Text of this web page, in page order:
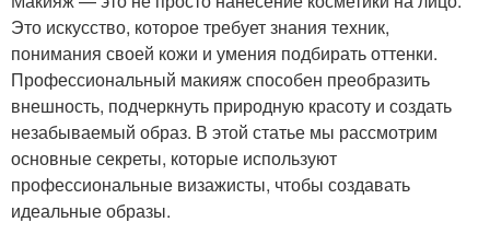
Это искусство, которое требует знания техник,
понимания своей кожи и умения подбирать оттенки.
Профессиональный макияж способен преобразить
внешность, подчеркнуть природную красоту и создать
незабываемый образ. В этой статье мы рассмотрим
основные секреты, которые используют
профессиональные визажисты, чтобы создавать
идеальные образы.